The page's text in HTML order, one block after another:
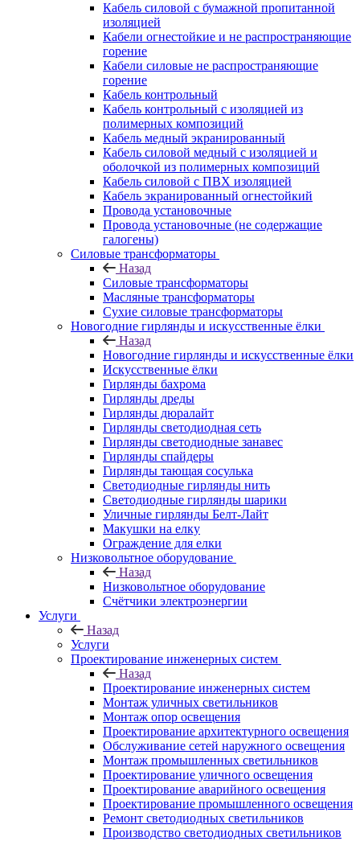
Кабель силовой с бумажной пропитанной
изоляцией
Кабели огнестойкие и не распространяющие
горение
Кабели силовые не распространяющие
горение
Кабель контрольный
Кабель контрольный с изоляцией из
полимерных композиций
Кабель медный экранированный
Кабель силовой медный с изоляцией и
оболочкой из полимерных композиций
Кабель силовой с ПВХ изоляцией
Кабель экранированный огнестойкий
Провода установочные
Провода установочные (не содержащие
галогены)
Силовые трансформаторы
Назад
Силовые трансформаторы
Масляные трансформаторы
Сухие силовые трансформаторы
Новогодние гирлянды и искусственные ёлки
Назад
Новогодние гирлянды и искусственные ёлки
Искусственные ёлки
Гирлянды бахрома
Гирлянды дреды
Гирлянды дюралайт
Гирлянды светодиодная сеть
Гирлянды светодиодные занавес
Гирлянды спайдеры
Гирлянды тающая сосулька
Светодиодные гирлянды нить
Светодиодные гирлянды шарики
Уличные гирлянды Белт-Лайт
Макушки на елку
Ограждение для елки
Низковольтное оборудование
Назад
Низковольтное оборудование
Счётчики электроэнергии
Услуги
Назад
Услуги
Проектирование инженерных систем
Назад
Проектирование инженерных систем
Монтаж уличных светильников
Монтаж опор освещения
Проектирование архитектурного освещения
Обслуживание сетей наружного освещения
Монтаж промышленных светильников
Проектирование уличного освещения
Проектирование аварийного освещения
Проектирование промышленного освещения
Ремонт светодиодных светильников
Производство светодиодных светильников